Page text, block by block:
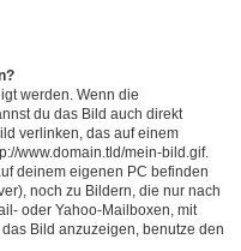
werden. Wenn die
du das Bild auch direkt
verlinken, das auf einem
www.domain.tld/mein-bild.gif.
deinem eigenen PC befinden
noch zu Bildern, die nur nach
oder Yahoo-Mailboxen, mit
Bild anzuzeigen, benutze den